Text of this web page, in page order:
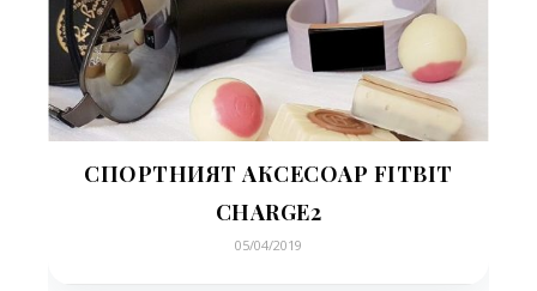
СПОРТНИЯТ АКСЕСОАР FITBIT
CHARGE2
05/04/2019